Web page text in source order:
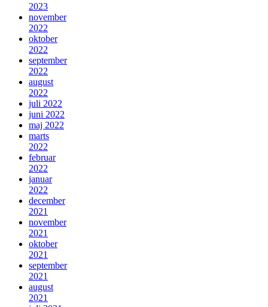
2023
november
2022
oktober
2022
september
2022
august
2022
juli 2022
juni 2022
maj 2022
marts
2022
februar
2022
januar
2022
december
2021
november
2021
oktober
2021
september
2021
august
2021